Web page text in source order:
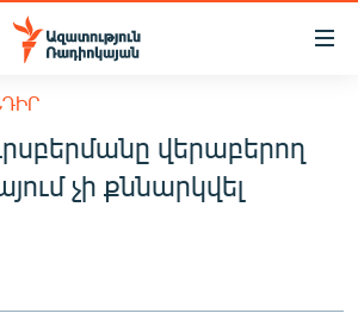
2026
վերաբերող
չի քննարկվել